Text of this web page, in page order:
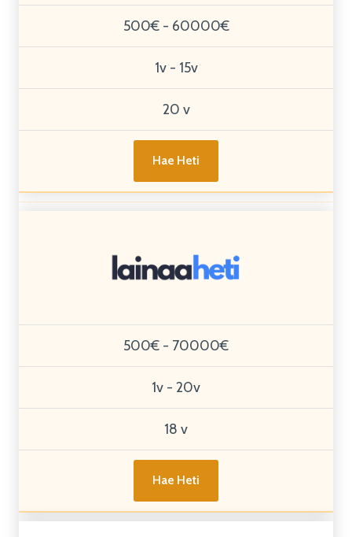
500€ - 60000€
1v - 15v
20 v
Hae Heti
500€ - 70000€
1v - 20v
18 v
Hae Heti